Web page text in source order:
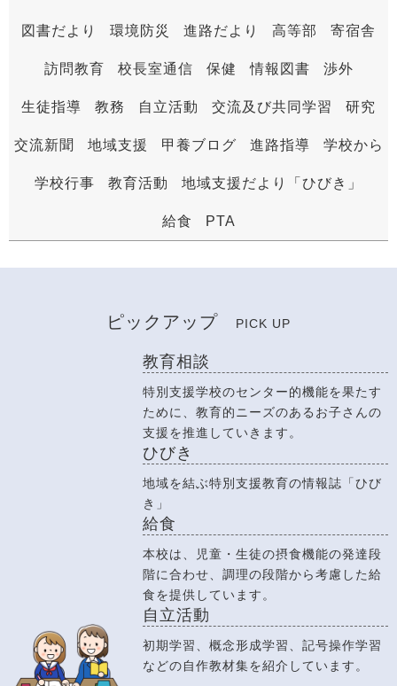
図書だより 環境防災 進路だより 高等部 寄宿舎
訪問教育 校長室通信 保健 情報図書 渉外
生徒指導 教務 自立活動 交流及び共同学習 研究
交流新聞 地域支援 甲養ブログ 進路指導 学校から
学校行事 教育活動 地域支援だより「ひびき」
給食 PTA
ピックアップ PICK UP
教育相談
特別支援学校のセンター的機能を果たす
ために、教育的ニーズのあるお子さんの
支援を推進していきます。
ひびき
地域を結ぶ特別支援教育の情報誌「ひび
き」
給食
本校は、児童・生徒の摂食機能の発達段
階に合わせ、調理の段階から考慮した給
食を提供しています。
自立活動
初期学習、概念形成学習、記号操作学習
などの自作教材集を紹介しています。